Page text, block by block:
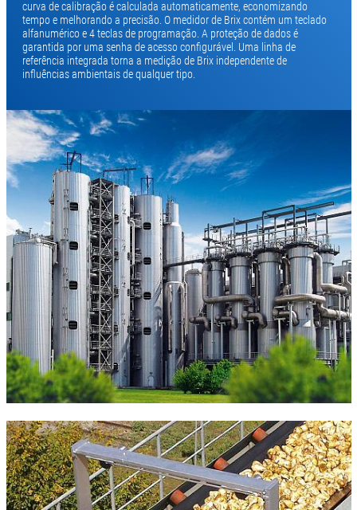
curva de calibração é calculada automaticamente, economizando
tempo e melhorando a precisão. O medidor de Brix contém um teclado
alfanumérico e 4 teclas de programação. A proteção de dados é
garantida por uma senha de acesso configurável. Uma linha de
referência integrada torna a medição de Brix independente de
influências ambientais de qualquer tipo.